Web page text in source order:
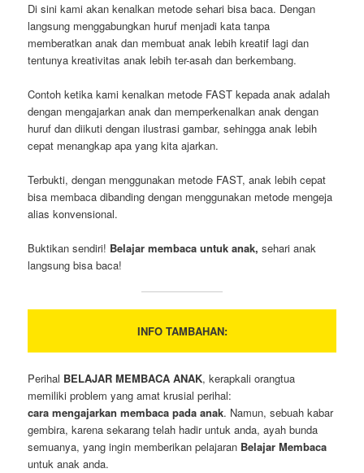
Di sini kami akan kenalkan metode sehari bisa baca. Dengan
langsung menggabungkan huruf menjadi kata tanpa
memberatkan anak dan membuat anak lebih kreatif lagi dan
tentunya kreativitas anak lebih ter-asah dan berkembang.
Contoh ketika kami kenalkan metode FAST kepada anak adalah
dengan mengajarkan anak dan memperkenalkan anak dengan
huruf dan diikuti dengan ilustrasi gambar, sehingga anak lebih
cepat menangkap apa yang kita ajarkan.
Terbukti, dengan menggunakan metode FAST, anak lebih cepat
bisa membaca dibanding dengan menggunakan metode mengeja
alias konvensional.
Buktikan sendiri! Belajar membaca untuk anak, sehari anak
langsung bisa baca!
INFO TAMBAHAN:
Perihal BELAJAR MEMBACA ANAK, kerapkali orangtua
memiliki problem yang amat krusial perihal:
cara mengajarkan membaca pada anak. Namun, sebuah kabar
gembira, karena sekarang telah hadir untuk anda, ayah bunda
semuanya, yang ingin memberikan pelajaran Belajar Membaca
untuk anak anda.